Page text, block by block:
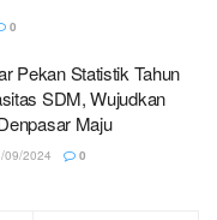
0
Pekan Statistik Tahun
SDM, Wujudkan
Maju
09/2024 0